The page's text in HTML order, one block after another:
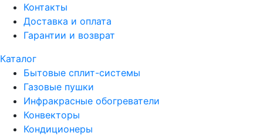
Контакты
Доставка и оплата
Гарантии и возврат
Каталог
Бытовые сплит-системы
Газовые пушки
Инфракрасные обогреватели
Конвекторы
Кондиционеры